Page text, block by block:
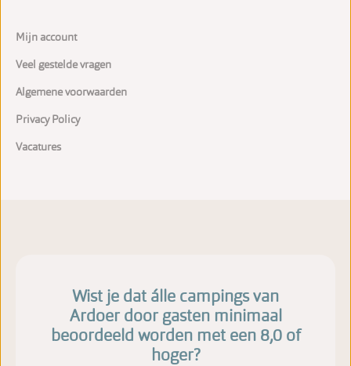
Mijn account
Veel gestelde vragen
Algemene voorwaarden
Privacy Policy
Vacatures
Wist je dat álle campings van
Ardoer door gasten minimaal
beoordeeld worden met een 8,0 of
hoger?